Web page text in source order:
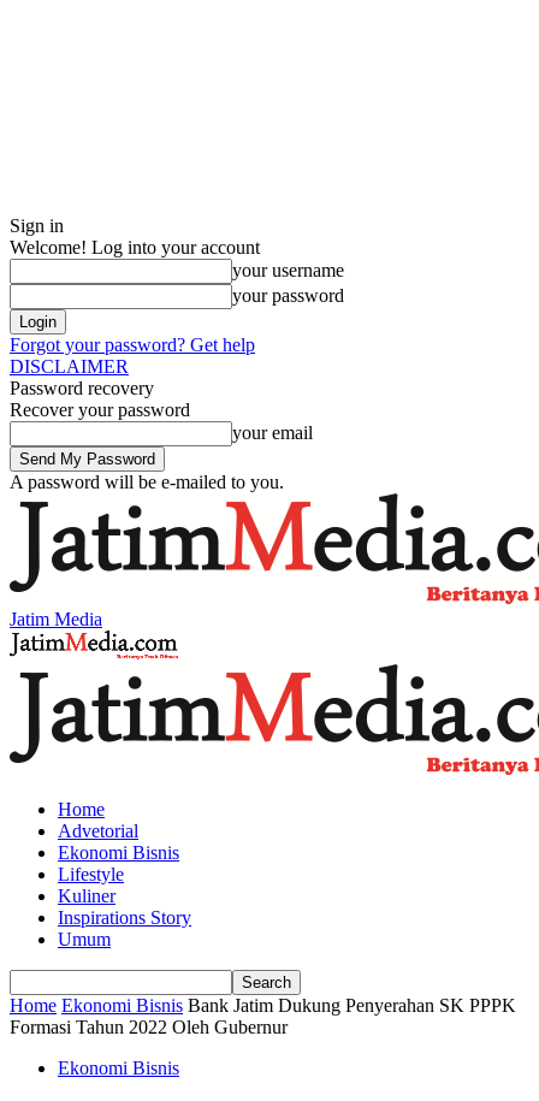
Sign in
Welcome! Log into your account
your username
your password
Forgot your password? Get help
DISCLAIMER
Password recovery
Recover your password
your email
A password will be e-mailed to you.
Jatim Media
Home
Advetorial
Ekonomi Bisnis
Lifestyle
Kuliner
Inspirations Story
Umum
Home Ekonomi Bisnis Bank Jatim Dukung Penyerahan SK PPPK
Formasi Tahun 2022 Oleh Gubernur
Ekonomi Bisnis